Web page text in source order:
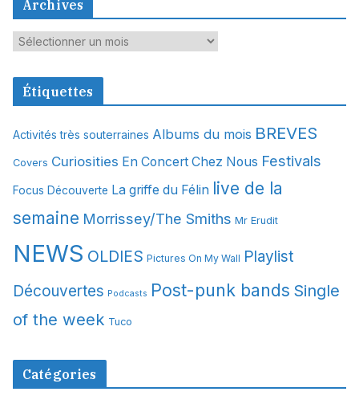
Archives
A
c
v
e
Étiquettes
Activités très souterraines Albums du mois BREVES
Covers Curiosities En Concert Chez Nous Festivals
Focus Découverte La griffe du Félin live de la
semaine Morrissey/The Smiths Mr Erudit
NEWS OLDIES Pictures On My Wall Playlist
Découvertes Podcasts Post-punk bands Single
of the week Tuco
Catégories